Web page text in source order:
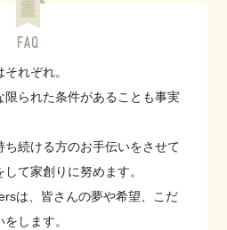
れぞれ。
られた条件があることも事実
ち続ける方のお手伝いをさせて
て家創りに努めます。
は、皆さんの夢や希望、こだ
します。